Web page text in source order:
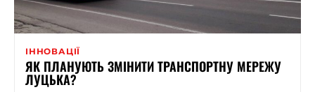
ІННОВАЦІЇ
ЯК ПЛАНУЮТЬ ЗМІНИТИ ТРАНСПОРТНУ МЕРЕЖУ
ЛУЦЬКА?